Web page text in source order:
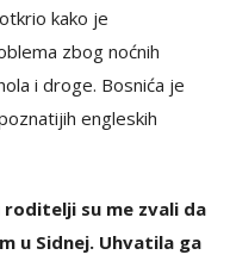
kako je
zbog noćnih
i droge. Bosnića je
engleskih
roditelji su me zvali da
u Sidnej. Uhvatila ga